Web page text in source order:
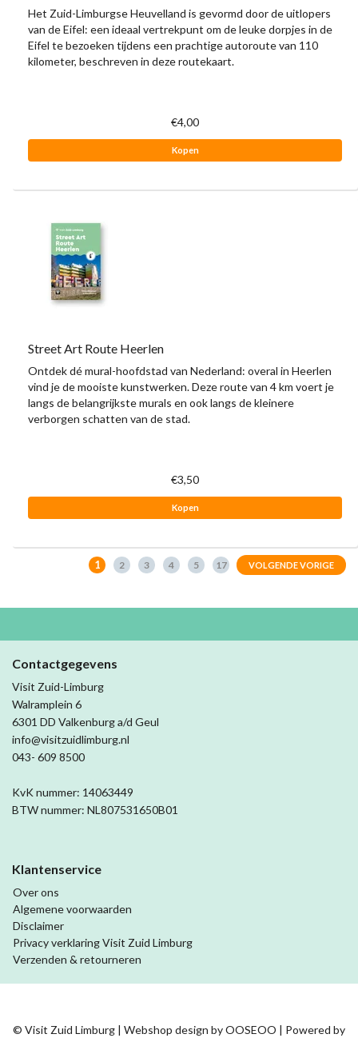
Het Zuid-Limburgse Heuvelland is gevormd door de uitlopers
van de Eifel: een ideaal vertrekpunt om de leuke dorpjes in de
Eifel te bezoeken tijdens een prachtige autoroute van 110
kilometer, beschreven in deze routekaart.
€4,00
Kopen
Street Art Route Heerlen
Ontdek dé mural-hoofdstad van Nederland: overal in Heerlen
vind je de mooiste kunstwerken. Deze route van 4 km voert je
langs de belangrijkste murals en ook langs de kleinere
verborgen schatten van de stad.
€3,50
Kopen
1 2 3 4 5 17 VOLGENDE VORIGE
Contactgegevens
Visit Zuid-Limburg
Walramplein 6
6301 DD Valkenburg a/d Geul
info@visitzuidlimburg.nl
043- 609 8500
KvK nummer: 14063449
BTW nummer: NL807531650B01
Klantenservice
Over ons
Algemene voorwaarden
Disclaimer
Privacy verklaring Visit Zuid Limburg
Verzenden & retourneren
© Visit Zuid Limburg | Webshop design byOOSEOO | Powered by